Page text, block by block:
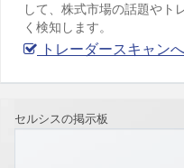
して、株式市場の話題やト
く検知します。
トレーダースキャンへ
セルシスの掲示板